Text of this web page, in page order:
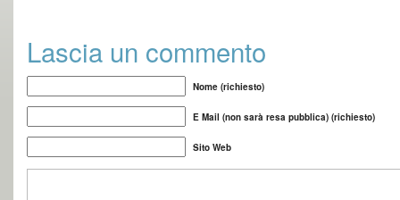
Lascia un commento
Nome (richiesto)
E Mail (non sarà resa pubblica) (richiesto)
Sito Web